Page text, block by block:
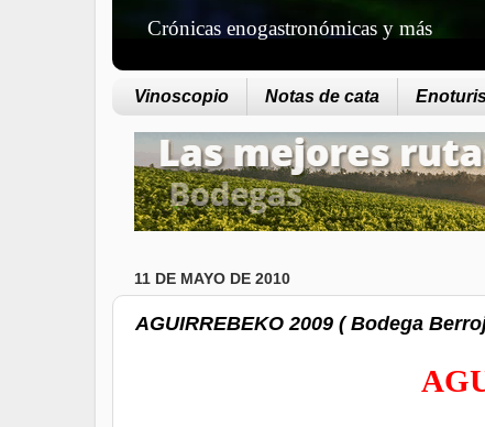
Crónicas enogastronómicas y más
Vinoscopio Notas de cata
11 DE MAYO DE 2010
AGUIRREBEKO 2009 ( Bodega